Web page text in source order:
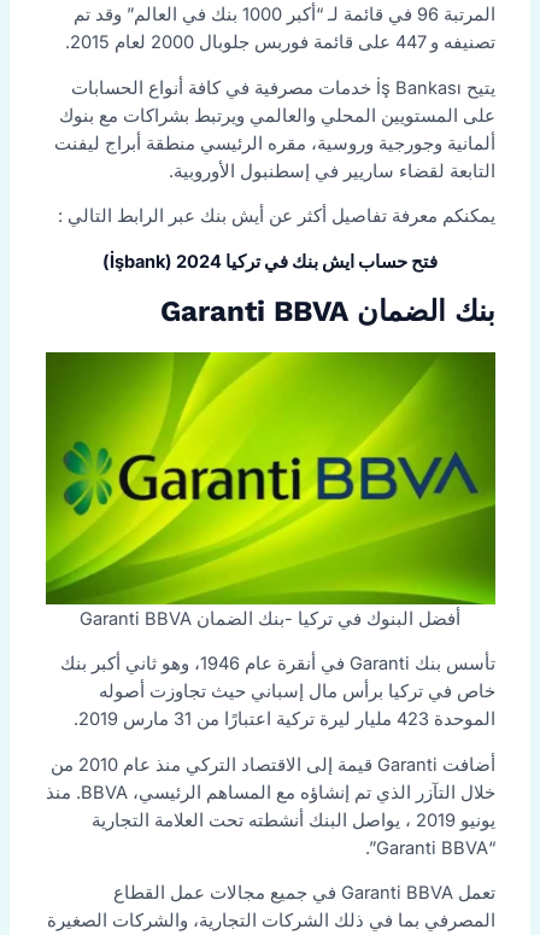
المرتبة 96 في قائمة لـ “أكبر 1000 بنك في العالم” وقد تم
تصنيفه و 447 على قائمة فوربس جلوبال 2000 لعام 2015.
يتيح İş Bankası خدمات مصرفية في كافة أنواع الحسابات
على المستويين المحلي والعالمي ويرتبط بشراكات مع بنوك
ألمانية وجورجية وروسية، مقره الرئيسي منطقة أبراج ليفنت
التابعة لقضاء ساريير في إسطنبول الأوروبية.
يمكنكم معرفة تفاصيل أكثر عن أيش بنك عبر الرابط التالي :
فتح حساب ايش بنك في تركيا 2024 (İşbank)
بنك الضمان Garanti BBVA
أفضل البنوك في تركيا -بنك الضمان Garanti BBVA
تأسس بنك Garanti في أنقرة عام 1946، وهو ثاني أكبر بنك
خاص في تركيا برأس مال إسباني حيث تجاوزت أصوله
الموحدة 423 مليار ليرة تركية اعتبارًا من 31 مارس 2019.
أضافت Garanti قيمة إلى الاقتصاد التركي منذ عام 2010 من
خلال التآزر الذي تم إنشاؤه مع المساهم الرئيسي، BBVA. منذ
يونيو 2019 ، يواصل البنك أنشطته تحت العلامة التجارية
“Garanti BBVA”.
تعمل Garanti BBVA في جميع مجالات عمل القطاع
المصرفي بما في ذلك الشركات التجارية، والشركات الصغيرة